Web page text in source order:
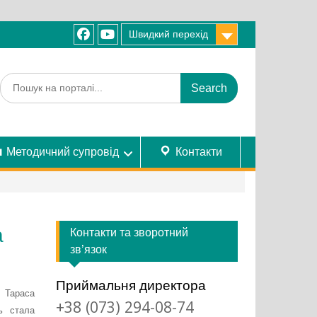
Швидкий перехід
facebookyoutube
Search
for:
Методичний супровід Контакти
стала
Контакти та зворотний
зв’язок
Приймальня директора
+38 (073) 294-08-74